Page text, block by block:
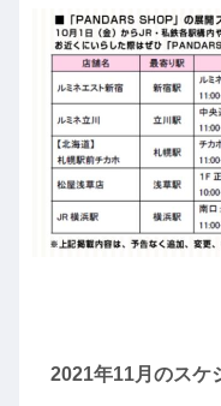
2021年11月のスケ